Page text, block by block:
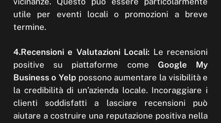
utile per eventi locali o promozioni a breve
termine.
4.Recensioni e Valutazioni Locali: Le recensioni
positive su piattaforme come Google My
Business o Yelp possono aumentare la visibilità e
la credibilità di un’azienda locale. Incoraggiare i
clienti soddisfatti a lasciare recensioni può
aiutare a costruire una reputazione positiva nella